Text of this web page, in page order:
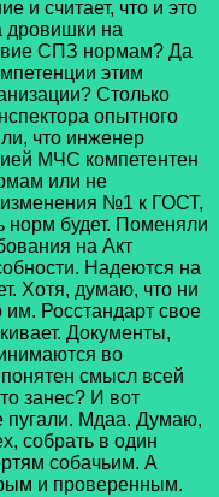
и считает, что и это
дровишки на
СПЗ нормам? Да
этим
Столько
опытного
что инженер
МЧС компетентен
или не
изменения №1 к ГОСТ,
норм будет. Поменяли
на Акт
Надеются на
Хотя, думаю, что ни
Росстандарт свое
Документы,
во
смысл всей
занес? И вот
Мдаа. Думаю,
собрать в один
собачьим. А
и проверенным.